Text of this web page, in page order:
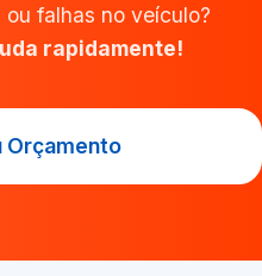
falhas no veículo?
rapidamente!
Orçamento